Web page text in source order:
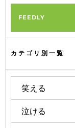
FEEDLY
カテゴリ別一覧
笑える
泣ける